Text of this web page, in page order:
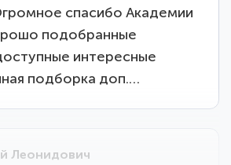
спасибо Академии
подобранные
интересные
подборка доп.…
Леонидович